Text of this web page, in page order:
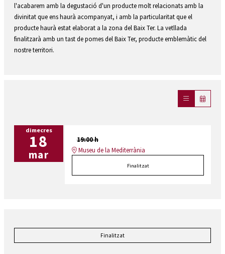
l'acabarem amb la degustació d'un producte molt relacionats amb la
divinitat que ens haurà acompanyat, i amb la particularitat que el
producte haurà estat elaborat a la zona del Baix Ter. La vetllada
finalitzarà amb un tast de pomes del Baix Ter, producte emblemàtic del
nostre territori.
dimecres
18
mar
19:00 h
Museu de la Mediterrània
Finalitzat
Finalitzat